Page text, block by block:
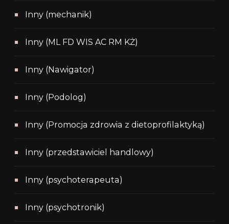
Inny (mechanik)
Inny (ML FD WIS AC RM KŻ)
Inny (Nawigator)
Inny (Podolog)
Inny (Promocja zdrowia z dietoprofilaktyką)
Inny (przedstawiciel handlowy)
Inny (psychoterapeuta)
Inny (psychotronik)